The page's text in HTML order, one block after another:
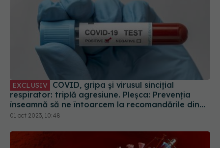
EXCLUSIV
respirator: triplă agresiune. Pleșca: Prevenția
înseamnă să ne întoarcem la recomandările din
timpul pandemiei!
01 oct 2023, 10:48